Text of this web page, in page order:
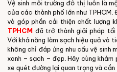
Vệ sinh môi trường đô thị luôn là
của các thành phố lớn như
và góp phần cải thiện chất lượng
TPHCM đã trở thành giải pháp tối
Với khả năng làm sạch hiệu quả và
không chỉ đáp ứng nhu cầu vệ sinh
xanh – sạch – đẹp. Hãy cùng
xe quét đường lại quan trọng và